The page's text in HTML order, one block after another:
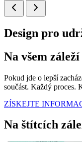
Design pro
Na všem záleží
Pokud jde o lepší
součást. Každý proces.
ZÍSKEJTE
Na štítcích